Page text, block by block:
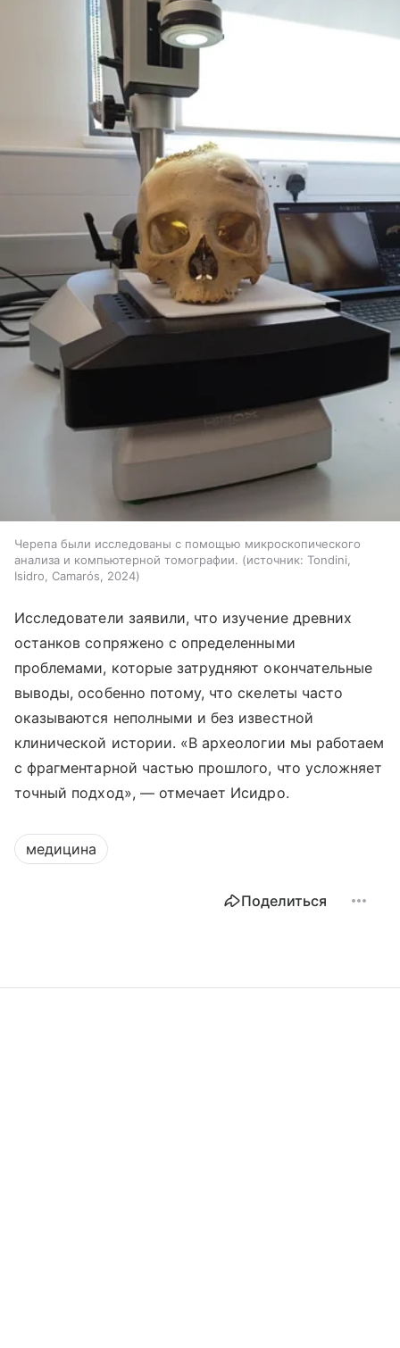
Черепа были исследованы с помощью микроскопического
анализа и компьютерной томографии.
источник: Tondini,
Isidro, Camarós, 2024
Исследователи заявили, что изучение древних
останков сопряжено с определенными
проблемами, которые затрудняют окончательные
выводы, особенно потому, что скелеты часто
оказываются неполными и без известной
клинической истории. «В археологии мы работаем
с фрагментарной частью прошлого, что усложняет
точный подход», — отмечает Исидро.
медицина
Поделиться